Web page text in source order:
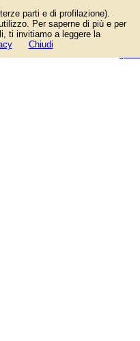
di telefono di L'angolo dei Fiori a
San Giorgio a Cremano (Napoli),
parti e di profilazione).
Per saperne di più e per
ti invitiamo a leggere la
Chiudi